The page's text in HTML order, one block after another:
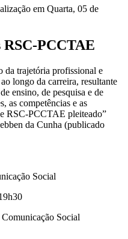
em Quarta, 05 de
PCCTAE
da trajetória profissional e
longo da carreira, resultante
ensino, de pesquisa e de
as competências e as
RSC-PCCTAE pleiteado”
da Cunha (publicado
Social
Social